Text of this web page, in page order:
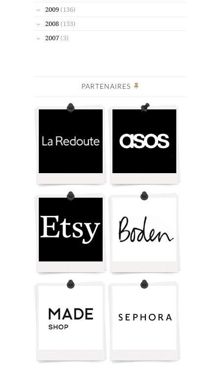
2009 (136)
2008 (133)
2007 (3)
PARTENAIRES